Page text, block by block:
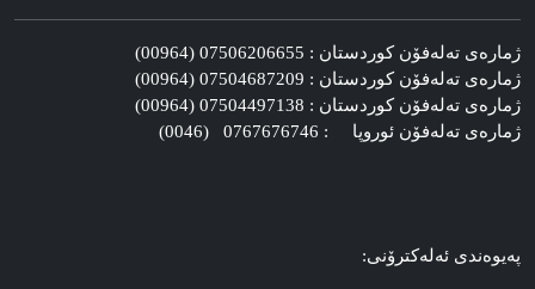
ژماره‌ی ته‌له‌فۆن کوردستان : 07506206655 (00964)
ژماره‌ی ته‌له‌فۆن کوردستان : 07504687209 (00964)
ژماره‌ی ته‌له‌فۆن کوردستان : 07504497138 (00964)
ژماره‌ی ته‌له‌فۆن ئوروپا : 0767676746 (0046)
په‌یوه‌ندی ئه‌له‌کترۆنی: